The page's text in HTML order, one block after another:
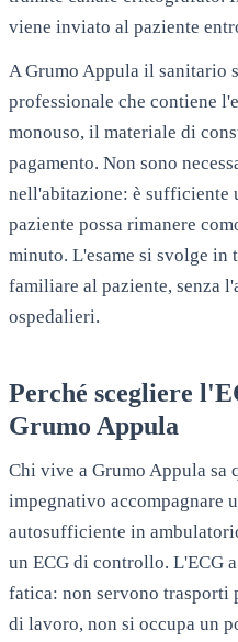
viene inviato al paziente
A Grumo Appula il sanitario
professionale che contiene
monouso, il materiale di
pagamento. Non sono
nell'abitazione: è sufficiente
paziente possa rimanere
minuto. L'esame si svolge
familiare al paziente, senza
ospedalieri.
Perché scegliere
Grumo Appula
Chi vive a Grumo Appula sa
impegnativo accompagnare
autosufficiente in
un ECG di controllo. L'ECG
fatica: non servono trasporti
di lavoro, non si occupa un